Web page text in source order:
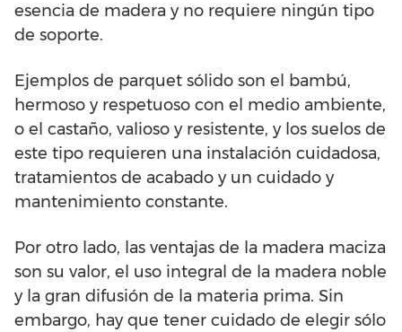
esencia de madera y no requiere ningún tipo
de soporte.
Ejemplos de parquet sólido son el bambú,
hermoso y respetuoso con el medio ambiente,
o el castaño, valioso y resistente, y los suelos de
este tipo requieren una instalación cuidadosa,
tratamientos de acabado y un cuidado y
mantenimiento constante.
Por otro lado, las ventajas de la madera maciza
son su valor, el uso integral de la madera noble
y la gran difusión de la materia prima. Sin
embargo, hay que tener cuidado de elegir sólo